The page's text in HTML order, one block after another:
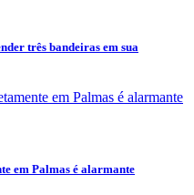
três bandeiras em sua
em Palmas é alarmante